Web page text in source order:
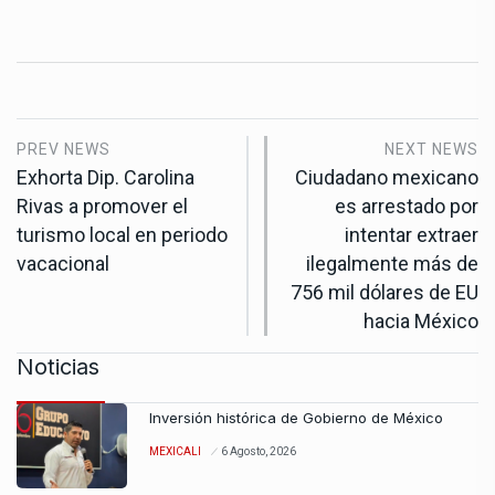
PREV NEWS
Exhorta Dip. Carolina
Rivas a promover el
turismo local en periodo
vacacional
NEXT NEWS
Ciudadano mexicano
es arrestado por
intentar extraer
ilegalmente más de
756 mil dólares de EU
hacia México
Noticias
Inversión histórica de Gobierno de México
MEXICALI 6 Agosto, 2026